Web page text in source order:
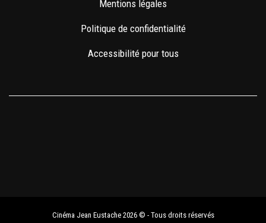
Mentions légales
Politique de confidentialité
Accessibilité pour tous
Cinéma Jean Eustache 2026 © - Tous droits réservés